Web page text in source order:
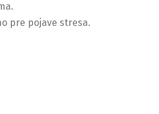
pre pojave stresa.